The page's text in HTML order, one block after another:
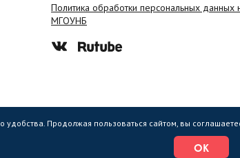
Политика обработки персональных данных
МГОУНБ
учреждение культуры "Мурманская
Продолжая пользоваться сайтом, вы
ОК